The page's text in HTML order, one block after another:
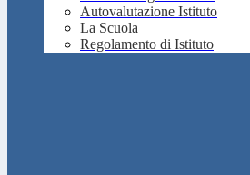
Autovalutazione Istituto
La Scuola
Regolamento di Istituto